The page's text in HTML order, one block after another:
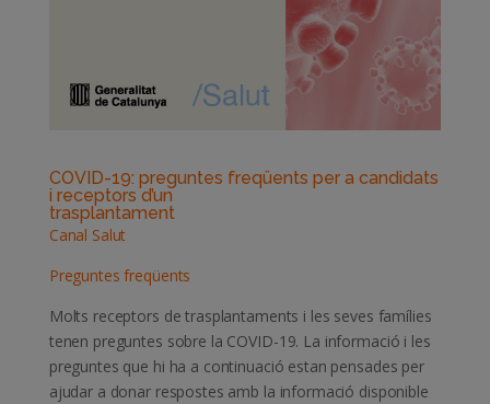
COVID-19: preguntes freqüents per a candidats
i receptors d’un
trasplantament
Canal Salut
Preguntes freqüents
Molts receptors de trasplantaments i les seves famílies
tenen preguntes sobre la COVID-19. La informació i les
preguntes que hi ha a continuació estan pensades per
ajudar a donar respostes amb la informació disponible